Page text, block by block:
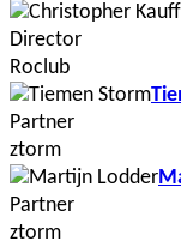
Director
Roclub
Partner
ztorm
Partner
ztorm